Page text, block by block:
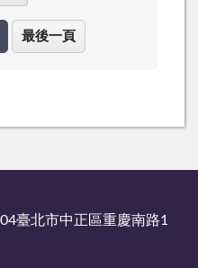
最後一頁
臺北市中正區重慶南路1